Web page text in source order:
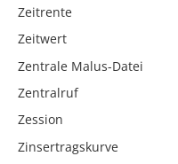
Zeitrente
Zeitwert
Zentrale Malus-Datei
Zentralruf
Zession
Zinsertragskurve